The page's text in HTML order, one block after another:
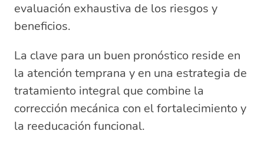
evaluación exhaustiva de los riesgos y
beneficios.
La clave para un buen pronóstico reside en
la atención temprana y en una estrategia de
tratamiento integral que combine la
corrección mecánica con el fortalecimiento y
la reeducación funcional.